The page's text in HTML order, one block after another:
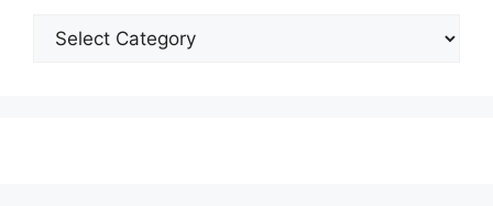
Cari
Skripsi